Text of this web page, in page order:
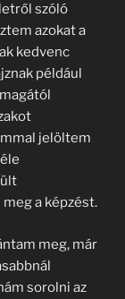
szóló
azokat a
kedvenc
például
jelöltem
a képzést.
meg, már
sorolni az